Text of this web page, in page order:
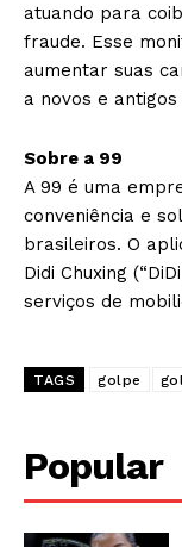
atuando para
fraude. Esse
aumentar suas
a novos e
Sobre a 99
A 99 é uma
conveniência e
brasileiros. O
Didi Chuxing
serviços de
TAGS golpe
Popular